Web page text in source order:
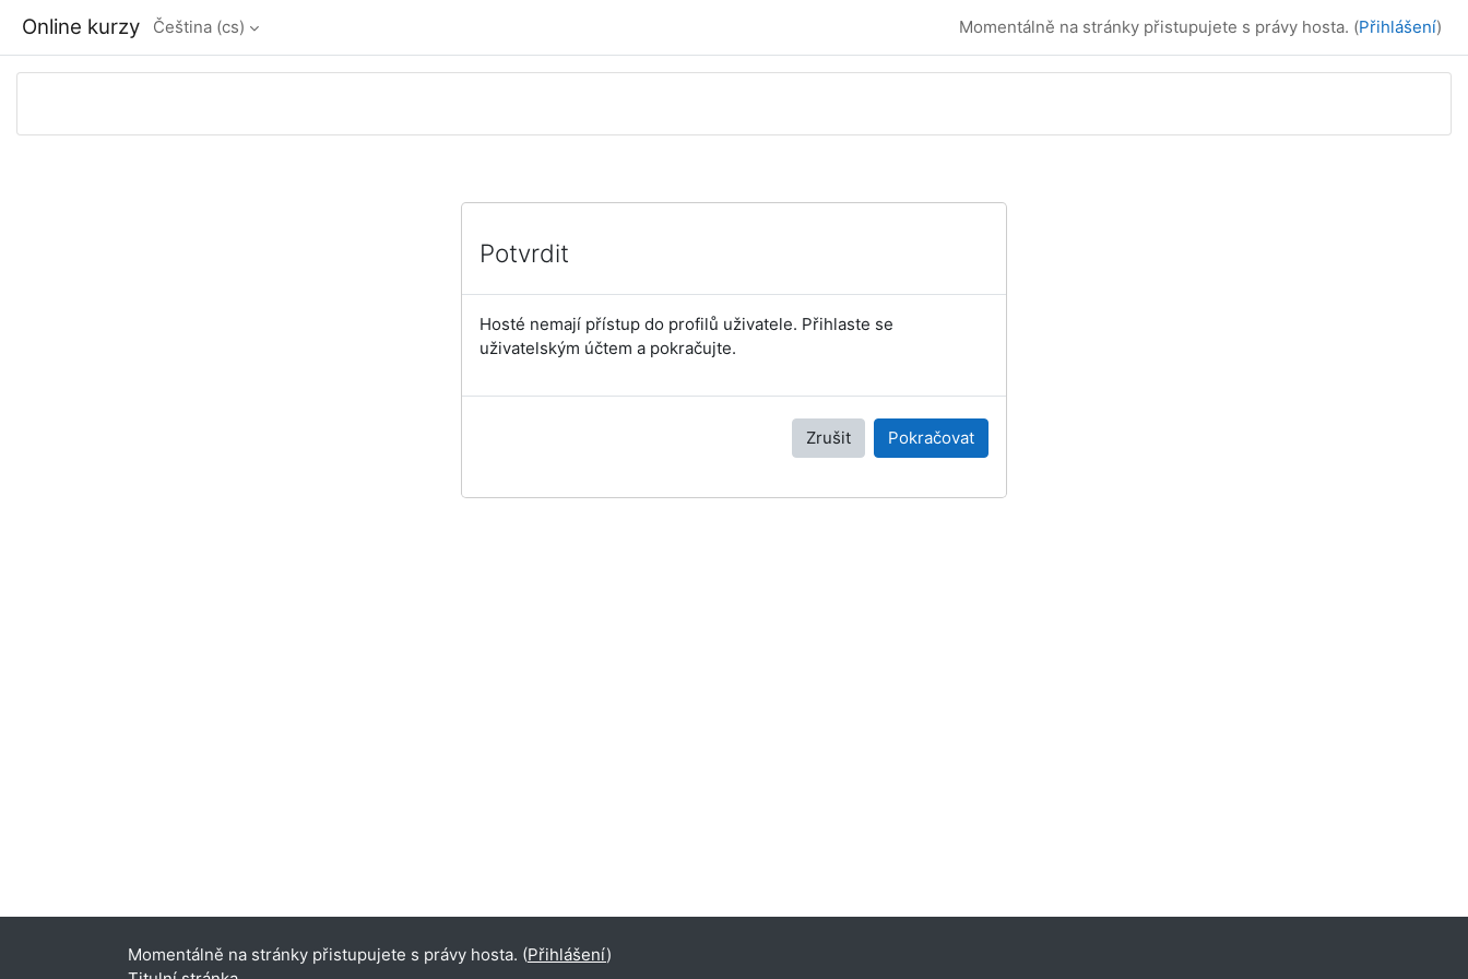
Online kurzy Čeština ‎(cs)‎ Momentálně na stránky přistupujete s právy hosta. (Přihlášení)
Potvrdit
Hosté nemají přístup do profilů uživatele. Přihlaste se
uživatelským účtem a pokračujte.
Zrušit Pokračovat
Momentálně na stránky přistupujete s právy hosta. (Přihlášení)